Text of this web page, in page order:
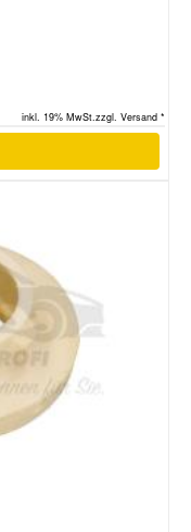
inkl. 19% MwSt.zzgl. Versand *